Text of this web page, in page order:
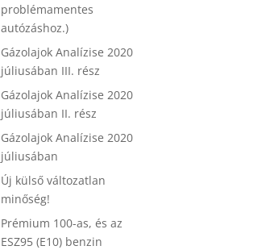
problémamentes
autózáshoz.)
Gázolajok Analízise 2020
júliusában III. rész
Gázolajok Analízise 2020
júliusában II. rész
Gázolajok Analízise 2020
júliusában
Új külső változatlan
minőség!
Prémium 100-as, és az
ESZ95 (E10) benzin